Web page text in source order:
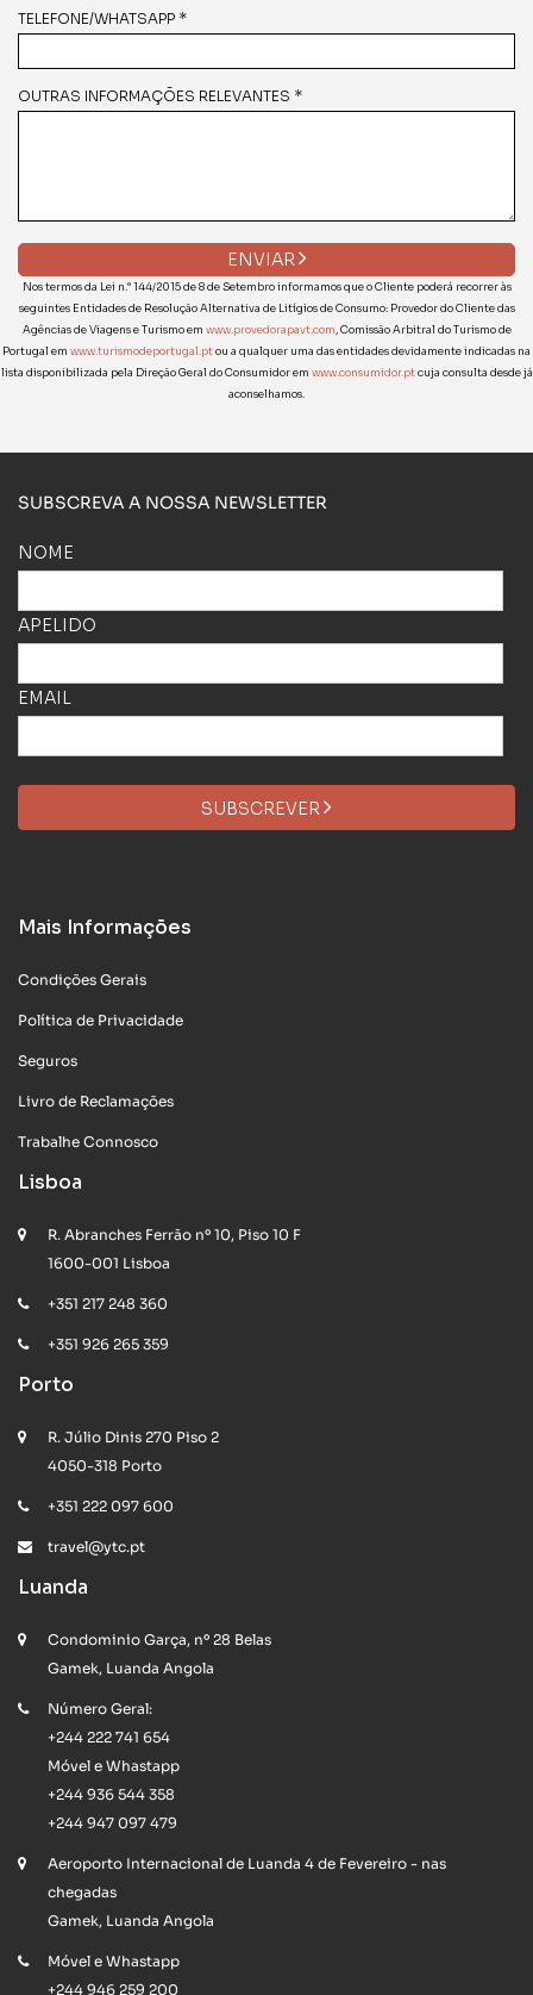
TELEFONE/WHATSAPP *
OUTRAS INFORMAÇÕES RELEVANTES *
ENVIAR
Nos termos da Lei n.° 144/2015 de 8 de Setembro informamos que o Cliente poderá recorrer às
seguintes Entidades de Resolução Alternativa de Litígios de Consumo: Provedor do Cliente das
Agências de Viagens e Turismo em www.provedorapavt.com, Comissão Arbitral do Turismo de
Portugal em www.turismodeportugal.ptou a qualquer uma das entidades devidamente indicadas na
lista disponibilizada pela Direção Geral do Consumidor em www.consumidor.ptcuja consulta desde já
aconselhamos.
SUBSCREVA A NOSSA NEWSLETTER
NOME
APELIDO
EMAIL
SUBSCREVER
Mais Informações
Condições Gerais
Política de Privacidade
Seguros
Livro de Reclamações
Trabalhe Connosco
Lisboa
R. Abranches Ferrão nº 10, Piso 10 F
1600-001 Lisboa
+351 217 248 360
+351 926 265 359
Porto
R. Júlio Dinis 270 Piso 2
4050-318 Porto
+351 222 097 600
travel@ytc.pt
Luanda
Condominio Garça, nº 28 Belas
Gamek, Luanda Angola
Número Geral:
+244 222 741 654
Móvel e Whastapp
+244 936 544 358
+244 947 097 479
Aeroporto Internacional de Luanda 4 de Fevereiro - nas
chegadas
Gamek, Luanda Angola
Móvel e Whastapp
+244 946 259 200